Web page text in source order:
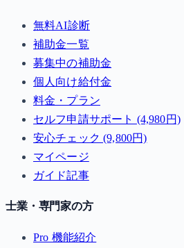
無料AI診断
補助金一覧
募集中の補助金
個人向け給付金
料金・プラン
セルフ申請サポート (4,980円)
安心チェック (9,800円)
マイページ
ガイド記事
士業・専門家の方
Pro 機能紹介